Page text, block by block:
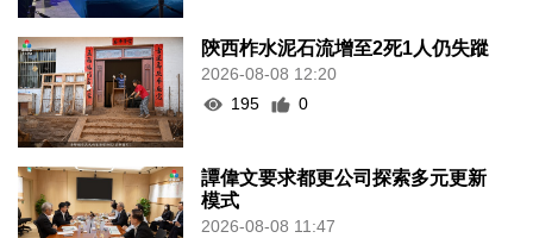
陝西柞水泥石流增至2死1人仍失蹤
2026-08-08 12:20
195
0
譚偉文要求都更公司探索多元更新
模式
2026-08-08 11:47